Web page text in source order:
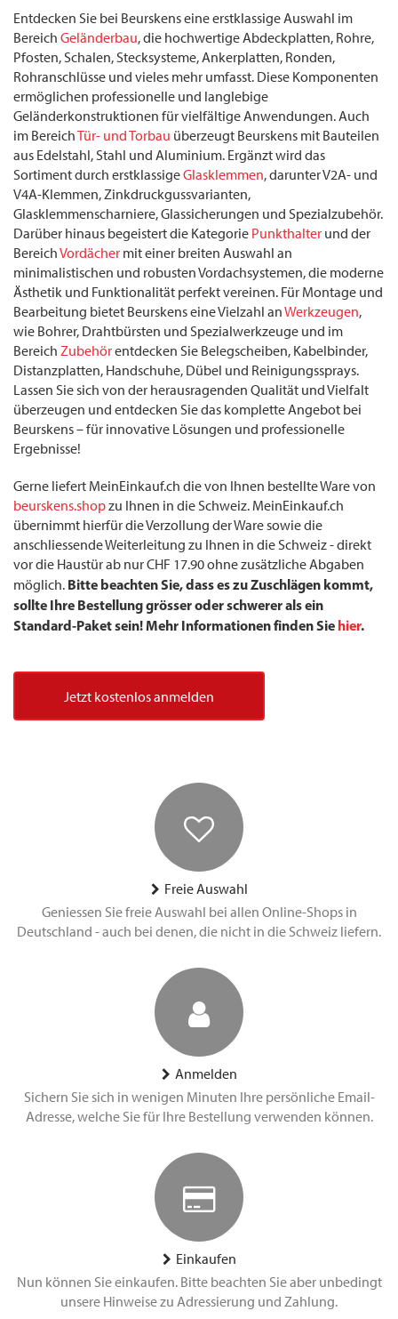
Entdecken Sie bei Beurskens eine erstklassige Auswahl im
Bereich Geländerbau, die hochwertige Abdeckplatten, Rohre,
Pfosten, Schalen, Stecksysteme, Ankerplatten, Ronden,
Rohranschlüsse und vieles mehr umfasst. Diese Komponenten
ermöglichen professionelle und langlebige
Geländerkonstruktionen für vielfältige Anwendungen. Auch
im BereichTür- und Torbau überzeugt Beurskens mit Bauteilen
aus Edelstahl, Stahl und Aluminium. Ergänzt wird das
Sortiment durch erstklassigeGlasklemmen, darunter V2A- und
V4A-Klemmen, Zinkdruckgussvarianten,
Glasklemmenscharniere, Glassicherungen und Spezialzubehör.
Darüber hinaus begeistert die Kategorie Punkthalter und der
BereichVordächer mit einer breiten Auswahl an
minimalistischen und robusten Vordachsystemen, die moderne
Ästhetik und Funktionalität perfekt vereinen. Für Montage und
Bearbeitung bietet Beurskens eine Vielzahl anWerkzeugen,
wie Bohrer, Drahtbürsten und Spezialwerkzeuge und im
Bereich Zubehörentdecken Sie Belegscheiben, Kabelbinder,
Distanzplatten, Handschuhe, Dübel und Reinigungssprays.
Lassen Sie sich von der herausragenden Qualität und Vielfalt
überzeugen und entdecken Sie das komplette Angebot bei
Beurskens – für innovative Lösungen und professionelle
Ergebnisse!
Gerne liefert MeinEinkauf.ch die von Ihnen bestellte Ware von
beurskens.shopzu Ihnen in die Schweiz. MeinEinkauf.ch
übernimmt hierfür die Verzollung der Ware sowie die
anschliessende Weiterleitung zu Ihnen in die Schweiz - direkt
vor die Haustür ab nur CHF 17.90 ohne zusätzliche Abgaben
möglich. Bitte beachten Sie, dass es zu Zuschlägen kommt,
sollte Ihre Bestellung grösser oder schwerer als ein
Standard-Paket sein! Mehr Informationen finden Sie hier.
Jetzt kostenlos anmelden
Freie Auswahl
Geniessen Sie freie Auswahl bei allen Online-Shops in
Deutschland - auch bei denen, die nicht in die Schweiz liefern.
Anmelden
Sichern Sie sich in wenigen Minuten Ihre persönliche Email-
Adresse, welche Sie für Ihre Bestellung verwenden können.
Einkaufen
Nun können Sie einkaufen. Bitte beachten Sie aber unbedingt
unsere Hinweise zu Adressierung und Zahlung.